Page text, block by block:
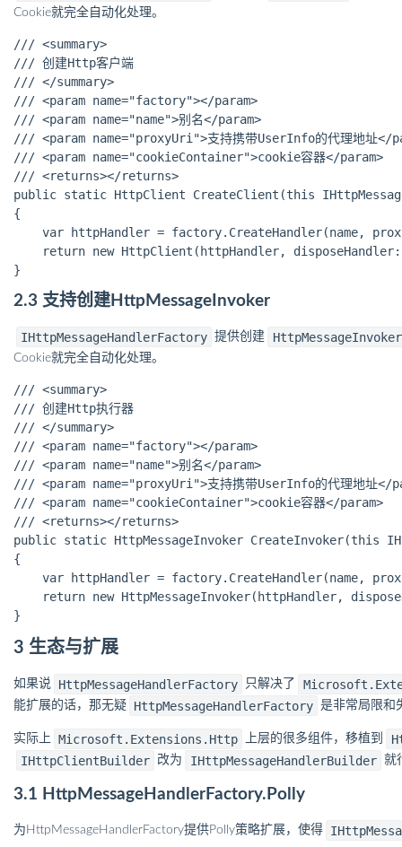
Cookie就完全自动化处理。
/// <summary>
/// 创建Http客户端
/// </summary>
/// <param name="factory"></param>
/// <param name="name">别名</param>
/// <param name="proxyUri">支持携带UserInfo的代理地址</
/// <param name="cookieContainer">cookie容器</param>
/// <returns></returns>
public static HttpClient CreateClient(this
{
var httpHandler = factory.CreateHandler(name,
return new HttpClient(httpHandler,
2.3 支持创建HttpMessageInvoker
IHttpMessageHandlerFactory 提供创建 HttpMessageInvoker
Cookie就完全自动化处理。
/// <summary>
/// 创建Http执行器
/// </summary>
/// <param name="factory"></param>
/// <param name="name">别名</param>
/// <param name="proxyUri">支持携带UserInfo的代理地址</
/// <param name="cookieContainer">cookie容器</param>
/// <returns></returns>
public static HttpMessageInvoker CreateInvoker(this
{
var httpHandler = factory.CreateHandler(name,
return new HttpMessageInvoker(httpHandler,
3 生态与扩展
如果说 HttpMessageHandlerFactory 只解决了
能扩展的话，那无疑 HttpMessageHandlerFactory 是非常局限和
实际上 Microsoft.Extensions.Http 上层的很多组件，移植到
IHttpClientBuilder
改为 IHttpMessageHandlerBuilder 就
3.1 HttpMessageHandlerFactory.Polly
为HttpMessageHandlerFactory提供Polly策略扩展，使得